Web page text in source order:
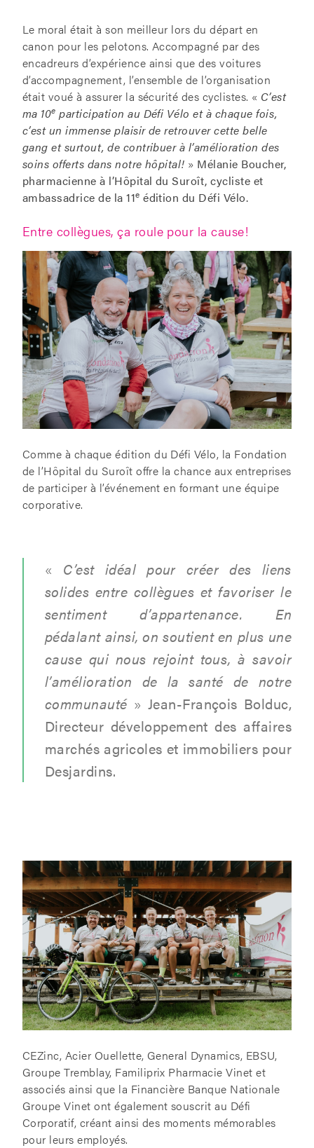
Le moral était à son meilleur lors du départ en
canon pour les pelotons. Accompagné par des
encadreurs d’expérience ainsi que des voitures
d’accompagnement, l’ensemble de l’organisation
était voué à assurer la sécurité des cyclistes. « C’est
ma 10e participation au Défi Vélo et à chaque fois,
c’est un immense plaisir de retrouver cette belle
gang et surtout, de contribuer à l’amélioration des
soins offerts dans notre hôpital! » Mélanie Boucher,
pharmacienne à l’Hôpital du Suroît, cycliste et
ambassadrice de la 11e édition du Défi Vélo.
Entre collègues, ça roule pour la cause!
Comme à chaque édition du Défi Vélo, la Fondation
de l’Hôpital du Suroît offre la chance aux entreprises
de participer à l’événement en formant une équipe
corporative.
« C’est idéal pour créer des liens
solides entre collègues et favoriser le
sentiment d’appartenance. En
pédalant ainsi, on soutient en plus une
cause qui nous rejoint tous, à savoir
l’amélioration de la santé de notre
communauté» Jean-François Bolduc,
Directeur développement des affaires
marchés agricoles et immobiliers pour
Desjardins.
CEZinc, Acier Ouellette, General Dynamics, EBSU,
Groupe Tremblay, Familiprix Pharmacie Vinet et
associés ainsi que la Financière Banque Nationale
Groupe Vinet ont également souscrit au Défi
Corporatif, créant ainsi des moments mémorables
pour leurs employés.